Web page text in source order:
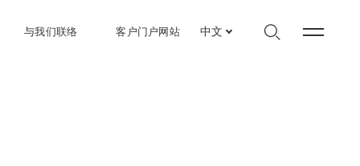
与我们联络 客户门户网站 中文